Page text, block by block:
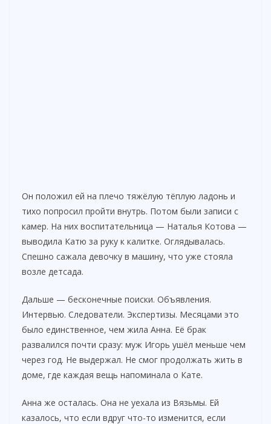
Он положил ей на плечо тяжёлую тёплую ладонь и
тихо попросил пройти внутрь. Потом были записи с
камер. На них воспитательница — Наталья Котова —
выводила Катю за руку к калитке. Оглядывалась.
Спешно сажала девочку в машину, что уже стояла
возле детсада.
Дальше — бесконечные поиски. Объявления.
Интервью. Следователи. Экспертизы. Месяцами это
было единственное, чем жила Анна. Её брак
развалился почти сразу: муж Игорь ушёл меньше чем
через год. Не выдержал. Не смог продолжать жить в
доме, где каждая вещь напоминала о Кате.
Анна же осталась. Она не уехала из Вязьмы. Ей
казалось, что если вдруг что-то изменится, если